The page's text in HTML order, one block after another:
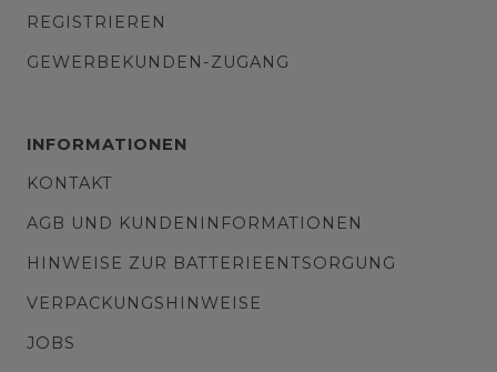
REGISTRIEREN
GEWERBEKUNDEN-ZUGANG
INFORMATIONEN
KONTAKT
AGB UND KUNDENINFORMATIONEN
HINWEISE ZUR BATTERIEENTSORGUNG
VERPACKUNGSHINWEISE
JOBS